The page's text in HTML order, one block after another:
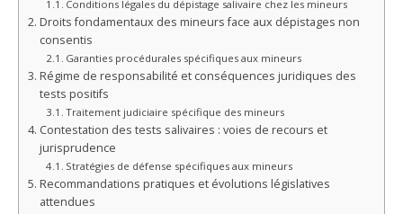
Conditions légales du dépistage salivaire chez les mineurs
Droits fondamentaux des mineurs face aux dépistages non
consentis
Garanties procédurales spécifiques aux mineurs
Régime de responsabilité et conséquences juridiques des
tests positifs
Traitement judiciaire spécifique des mineurs
Contestation des tests salivaires : voies de recours et
jurisprudence
Stratégies de défense spécifiques aux mineurs
Recommandations pratiques et évolutions législatives
attendues